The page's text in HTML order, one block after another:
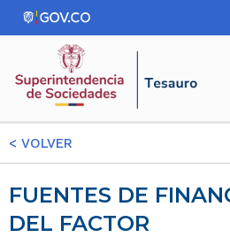
< VOLVER
FUENTES DE FINANCIACIÓN
DEL FACTOR